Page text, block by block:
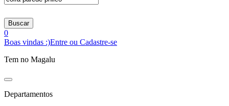
Buscar
0
Boas vindas :)Entre ou Cadastre-se
Tem no Magalu
Departamentos